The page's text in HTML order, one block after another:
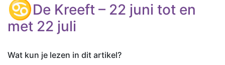
De Kreeft – 22 juni tot en
met 22 juli
Wat kun je lezen in dit artikel?